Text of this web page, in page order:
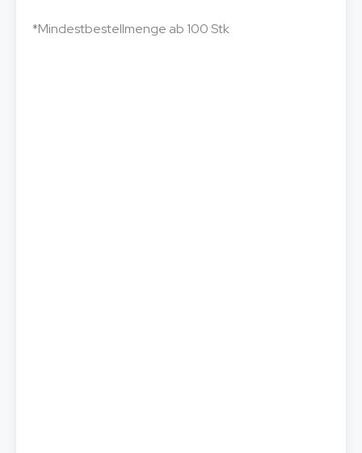
*Mindestbestellmenge ab 100 Stk